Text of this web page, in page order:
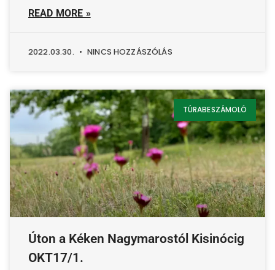
READ MORE »
2022.03.30. NINCS HOZZÁSZÓLÁS
TÚRABESZÁMOLÓ
Úton a Kéken Nagymarostól Kisinócig
OKT17/1.